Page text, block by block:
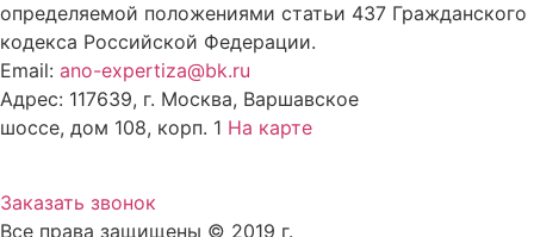
определяемой положениями статьи 437 Гражданского
кодекса Российской Федерации.
Email: ano-expertiza@bk.ru
Адрес: 117639, г. Москва, Варшавское
шоссе, дом 108, корп. 1 На карте
Заказать звонок
Все права защищены © 2019 г.